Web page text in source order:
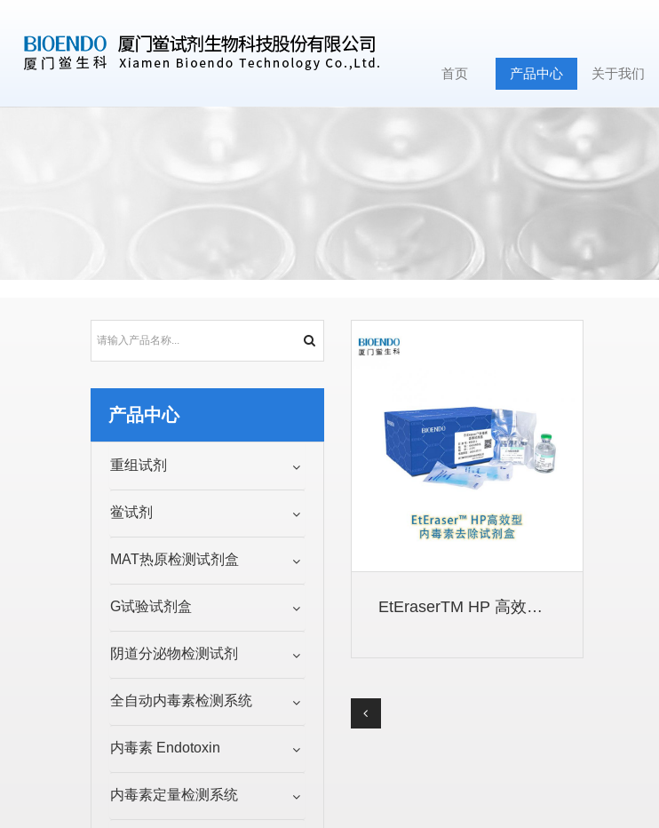
首页 产品中心 关于我们
EtEraserTM HP 高效型内...
产品中心
重组试剂
鲎试剂
MAT热原检测试剂盒
G试验试剂盒
阴道分泌物检测试剂
全自动内毒素检测系统
内毒素 Endotoxin
内毒素定量检测系统